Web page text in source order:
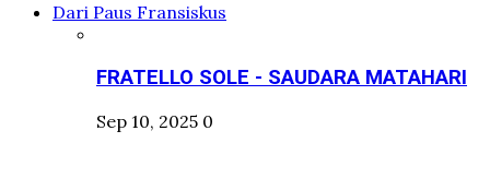
Dari Paus Fransiskus
FRATELLO SOLE - SAUDARA MATAHARI
Sep 10, 2025 0